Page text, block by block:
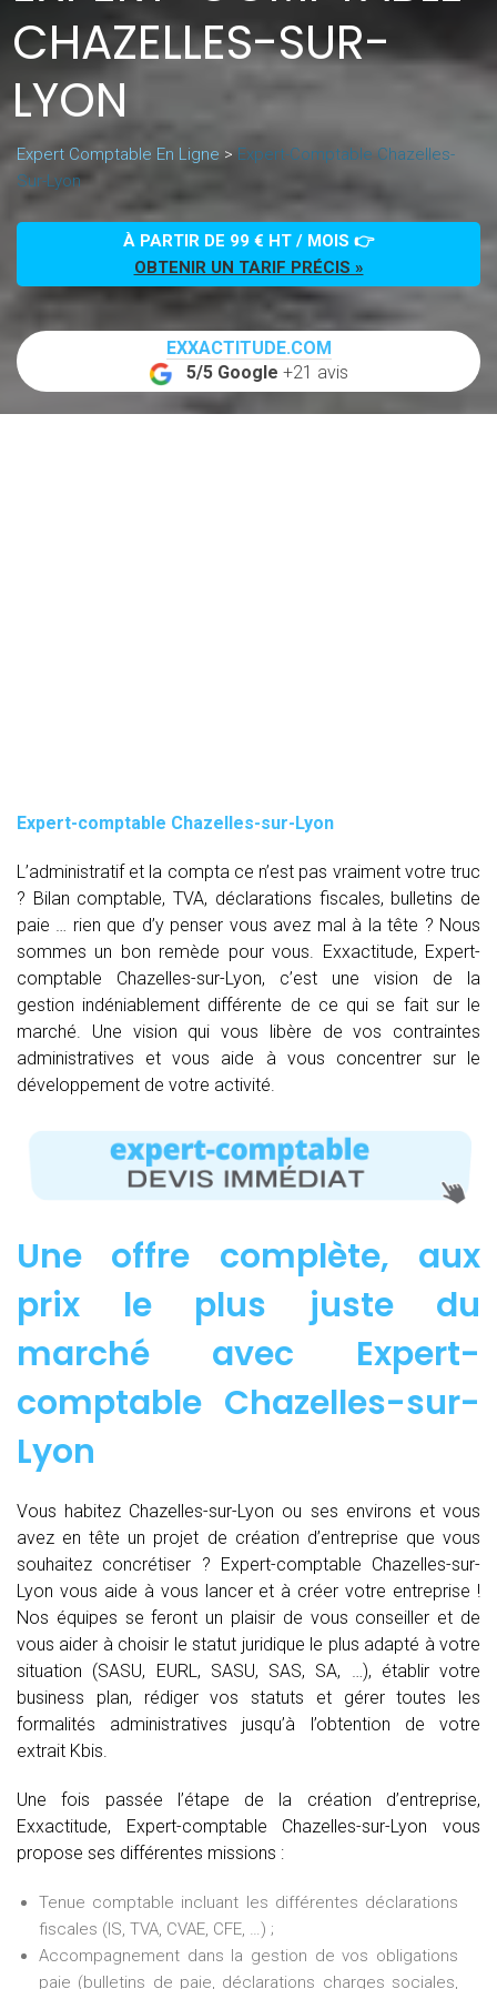
CHAZELLES-SUR-
LYON
Expert Comptable En Ligne > Expert-Comptable Chazelles-
Sur-Lyon
À PARTIR DE 99 € HT / MOIS 👉
OBTENIR UN TARIF PRÉCIS »
EXXACTITUDE.COM
5/5 Google +21 avis
Expert-comptable Chazelles-sur-Lyon
L’administratif et la compta ce n’est pas vraiment votre truc
? Bilan comptable, TVA, déclarations fiscales, bulletins de
paie … rien que d’y penser vous avez mal à la tête ? Nous
sommes un bon remède pour vous. Exxactitude, Expert-
comptable Chazelles-sur-Lyon, c’est une vision de la
gestion indéniablement différente de ce qui se fait sur le
marché. Une vision qui vous libère de vos contraintes
administratives et vous aide à vous concentrer sur le
développement de votre activité.
Une offre complète, aux
prix le plus juste du
marché avec Expert-
comptable Chazelles-sur-
Lyon
Vous habitez Chazelles-sur-Lyon ou ses environs et vous
avez en tête un projet de création d’entreprise que vous
souhaitez concrétiser ? Expert-comptable Chazelles-sur-
Lyon vous aide à vous lancer et à créer votre entreprise !
Nos équipes se feront un plaisir de vous conseiller et de
vous aider à choisir le statut juridique le plus adapté à votre
situation (SASU, EURL, SASU, SAS, SA, …), établir votre
business plan, rédiger vos statuts et gérer toutes les
formalités administratives jusqu’à l’obtention de votre
extrait Kbis.
Une fois passée l’étape de la création d’entreprise,
Exxactitude, Expert-comptable Chazelles-sur-Lyon vous
propose ses différentes missions :
Tenue comptable incluant les différentes déclarations
fiscales (IS, TVA, CVAE, CFE, …) ;
Accompagnement dans la gestion de vos obligations
paie (bulletins de paie, déclarations charges sociales,